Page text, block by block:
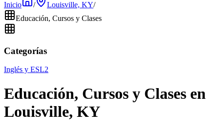
Inicio
/ Louisville, KY/
Educación, Cursos y Clases
Categorías
Inglés y ESL2
Educación, Cursos y Clases en
Louisville, KY